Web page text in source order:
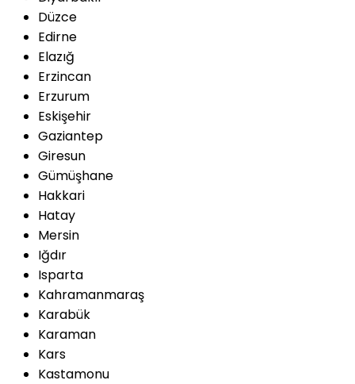
Düzce
Edirne
Elazığ
Erzincan
Erzurum
Eskişehir
Gaziantep
Giresun
Gümüşhane
Hakkari
Hatay
Mersin
Iğdır
Isparta
Kahramanmaraş
Karabük
Karaman
Kars
Kastamonu